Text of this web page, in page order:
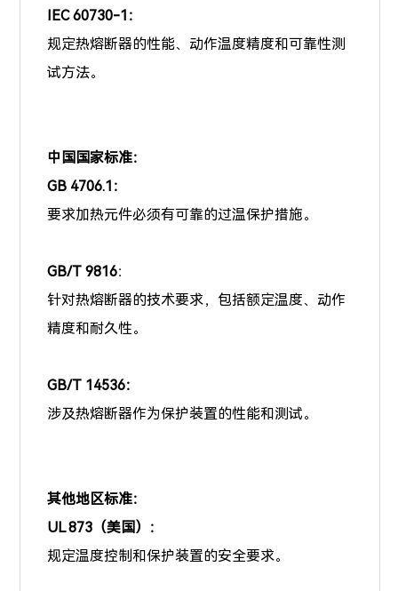
IEC 60730-1：
规定热熔断器的性能、动作温度精度和可靠性测
试方法。
中国国家标准：
GB 4706.1：
要求加热元件必须有可靠的过温保护措施。
GB/T 9816：
针对热熔断器的技术要求，包括额定温度、动作
精度和耐久性。
GB/T 14536：
涉及热熔断器作为保护装置的性能和测试。
其他地区标准：
UL 873（美国）：
规定温度控制和保护装置的安全要求。